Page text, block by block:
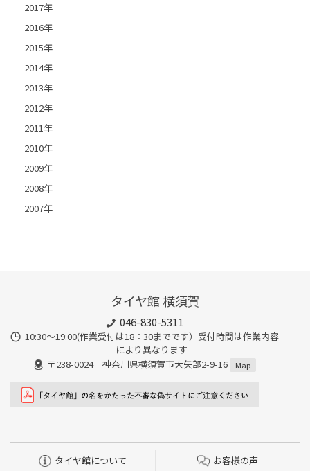
2017年
2016年
2015年
2014年
2013年
2012年
2011年
2010年
2009年
2008年
2007年
タイヤ館 横須賀
046-830-5311
10:30～19:00(作業受付は18：30までです）受付時間は作業内容
により異なります
〒238-0024 神奈川県横須賀市大矢部2-9-16
Map
タイヤ館について お客様の声